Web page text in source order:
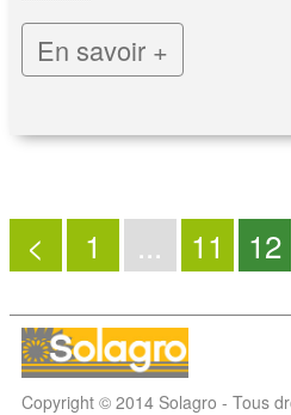
En savoir +
< 1 ... 11 12
Copyright © 2014 Solagro - Tous